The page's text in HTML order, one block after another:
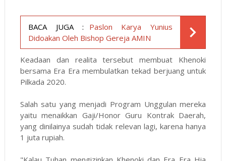
BACA JUGA :
Paslon Karya Yunius
Didoakan Oleh Bishop Gereja AMIN
Keadaan dan realita tersebut membuat Khenoki
bersama Era Era membulatkan tekad berjuang untuk
Pilkada 2020.
Salah satu yang menjadi Program Unggulan mereka
yaitu menaikkan Gaji/Honor Guru Kontrak Daerah,
yang dinilainya sudah tidak relevan lagi, karena hanya
1 juta rupiah.